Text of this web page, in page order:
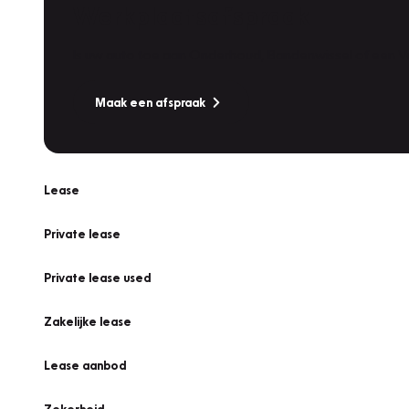
Maak een afspraak
Lease
Private lease
Private lease used
Zakelijke lease
Lease aanbod